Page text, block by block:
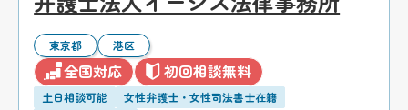
東京都 港区
全国対応 初回相談無料
土日相談可能
女性弁護士・女性司法書士在籍